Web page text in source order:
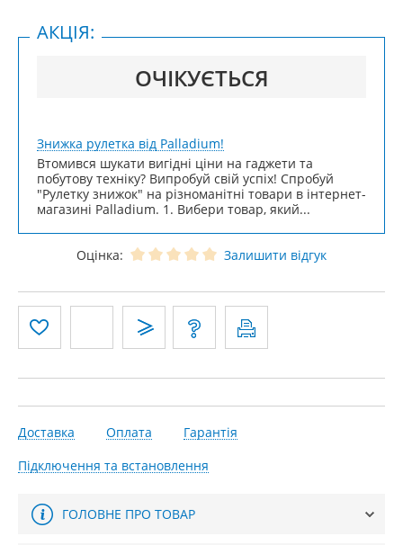
ОЧІКУЄТЬСЯ
АКЦІЯ:
Знижка рулетка від Palladium!
Втомився шукати вигідні ціни на гаджети та
побутову техніку? Випробуй свій успіх! Спробуй
"Рулетку знижок" на різноманітні товари в інтернет-
магазині Palladium. 1. Вибери товар, який...
Оцінка: Залишити відгук
Доставка Оплата
Гарантія
Підключення та встановлення
ГОЛОВНЕ ПРО ТОВАР